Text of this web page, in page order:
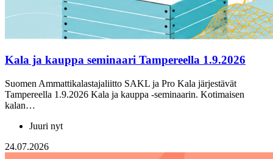
Kala ja kauppa seminaari Tampereella 1.9.2026
Suomen Ammattikalastajaliitto SAKL ja Pro Kala järjestävät
Tampereella 1.9.2026 Kala ja kauppa -seminaarin. Kotimaisen
kalan…
Juuri nyt
24.07.2026